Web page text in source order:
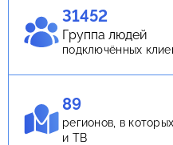
31452
Группа людей
подключённых
89
регионов, в
и ТВ